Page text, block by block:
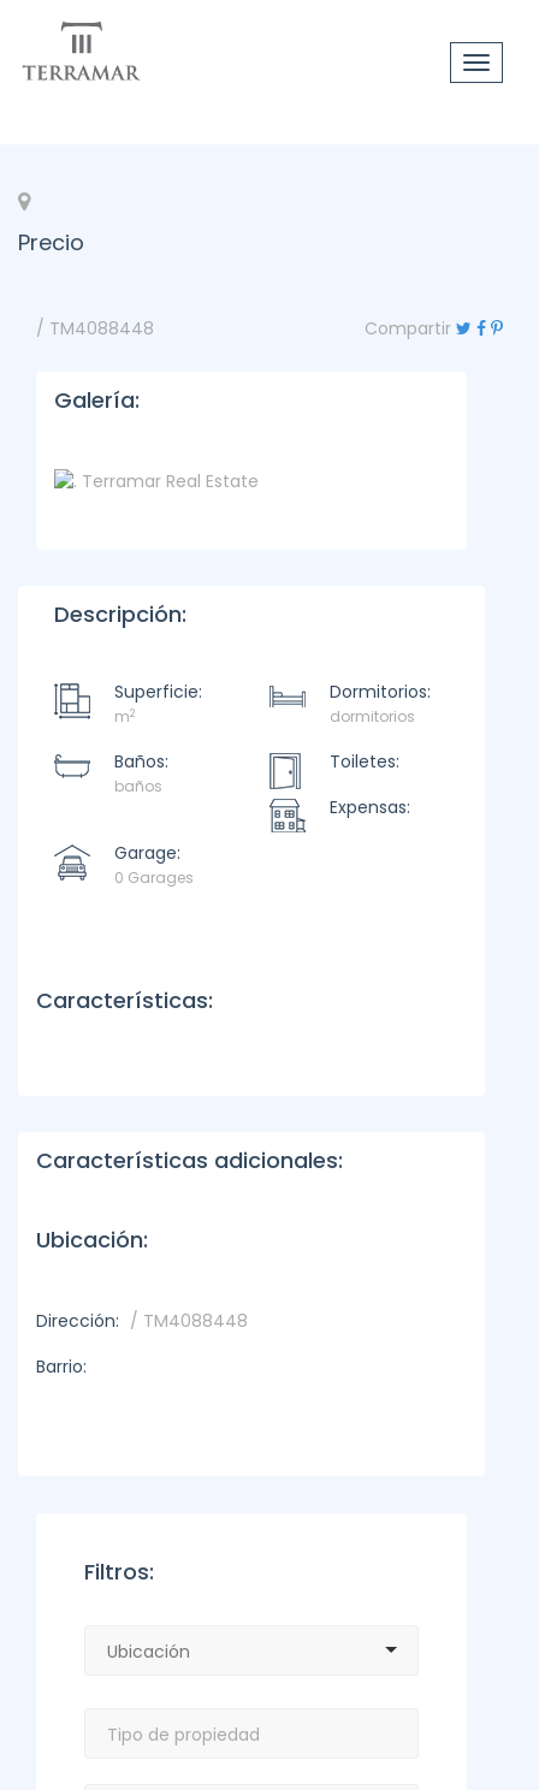
Toggle
Precio
/ TM4088448 Compartir
Galería:
Descripción:
Superficie:
m2
Dormitorios:
dormitorios
Baños:
baños
Toiletes:
Expensas:
Garage:
0 Garages
Características:
Características adicionales:
Ubicación:
Dirección: / TM4088448
Barrio:
Filtros: